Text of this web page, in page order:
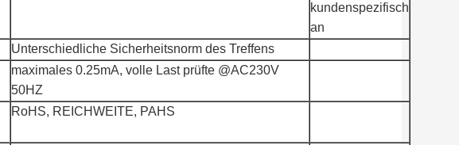
kundenspezifisch
an
Unterschiedliche Sicherheitsnorm des Treffens
maximales 0.25mA, volle Last prüfte @AC230V
50HZ
RoHS, REICHWEITE, PAHS